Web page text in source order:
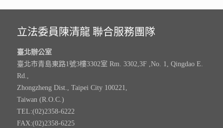
立法委員陳清龍 聯合服務團隊
臺北辦公室
臺北市青島東路1號3樓3302室 Rm. 3302,3F ,No. 1, Qingdao E.
Rd.,
Zhongzheng Dist., Taipei City 100221,
Taiwan (R.O.C.)
TEL:(02)2358-6222
FAX:(02)2358-6225